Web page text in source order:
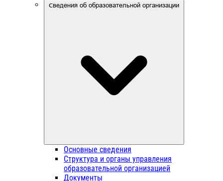
Сведения об образовательной организации
Основные сведения
Структура и органы управления
образовательной организацией
Документы